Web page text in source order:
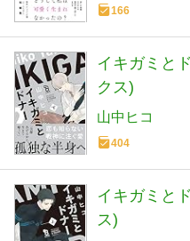
166
イキガミと
クス)
山中ヒコ
404
イキガミと
ス)